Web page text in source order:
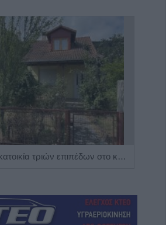
Πωλείται μονοκατοικία τριών επιπέδων στο καταπράσινο Πευκόφυτο Καρδίτσας